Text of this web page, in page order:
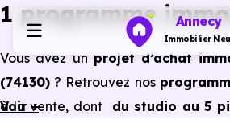
Annecy
Immobilier
Programmes neufs
1 programme
Vous avez unprojet d’achat
(74130) ? Retrouvez nos
à la vente, dont
du studio au 5
Voir +